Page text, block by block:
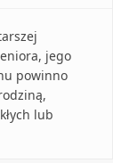
jego
powinno
lub